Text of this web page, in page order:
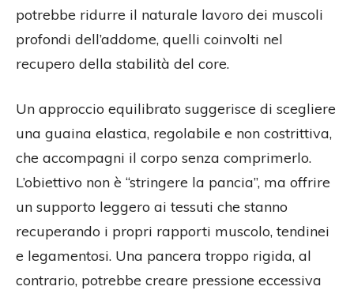
potrebbe ridurre il naturale lavoro dei muscoli
profondi dell’addome, quelli coinvolti nel
recupero della stabilità del core.
Un approccio equilibrato suggerisce di scegliere
una guaina elastica, regolabile e non costrittiva,
che accompagni il corpo senza comprimerlo.
L’obiettivo non è “stringere la pancia”, ma offrire
un supporto leggero ai tessuti che stanno
recuperando i propri rapporti muscolo, tendinei
e legamentosi. Una pancera troppo rigida, al
contrario, potrebbe creare pressione eccessiva